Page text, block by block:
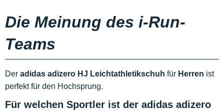
Die Meinung des i-Run-
Teams
Der adidas adizero HJ Leichtathletikschuh für Herren ist
perfekt für den Hochsprung.
Für welchen Sportler ist der adidas adizero